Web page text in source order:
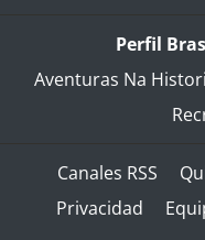
Perfil
Aventuras Na
Canales RSS
Privacidad